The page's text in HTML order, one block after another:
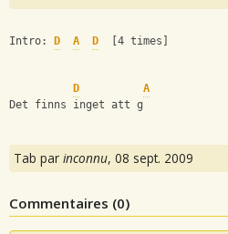
Intro: D A D
  [4 times]
D A
Det finns inget att g
Tab par inconnu, 08 sept. 2009
Commentaires (0)